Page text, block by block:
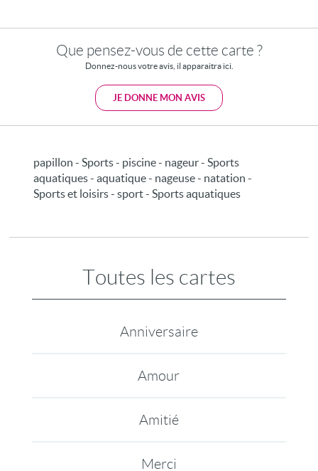
Que pensez-vous de cette carte ?
Donnez-nous votre avis, il apparaitra ici.
JE DONNE MON AVIS
papillon - Sports - piscine - nageur - Sports
aquatiques - aquatique - nageuse - natation -
Sports et loisirs - sport - Sports aquatiques
Toutes les cartes
Anniversaire
Amour
Amitié
Merci